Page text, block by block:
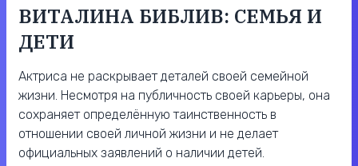
ВИТАЛИНА БИБЛИВ: СЕМЬЯ И
ДЕТИ
Актриса не раскрывает деталей своей семейной
жизни. Несмотря на публичность своей карьеры, она
сохраняет определённую таинственность в
отношении своей личной жизни и не делает
официальных заявлений о наличии детей.